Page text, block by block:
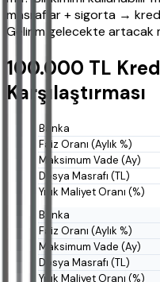
masraflar + sigorta → kredi
Gelirim gelecekte artacak
100.000 TL
Karşılaştırması